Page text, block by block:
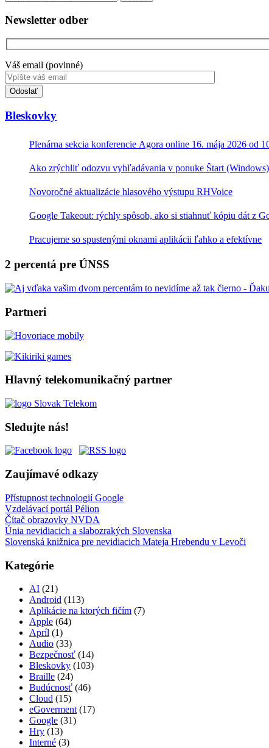
Newsletter odber
Váš email (povinné)
Toto
pole
nevyplňujte.
Bleskovky
Plenárna sekcia konferencie Agora online 16. mája 2026 od
Ako zrýchliť odozvu vyhľadávania v ponuke Štart (Windows)
Novoročné aktualizácie hlasového výstupu RHVoice
Google Takeout: rýchly spôsob, ako si stiahnuť kópiu dát z
Pracujeme so spustenými oknami aplikácii ľahko a efektívne
2 percentá pre ÚNSS
Partneri
Hlavný telekomunikačný partner
Sledujte nás!
Zaujímavé odkazy
Přístupnost technologií Google
Vzdelávací portál Pélion
Čítač obrazovky NVDA
Únia nevidiacich a slabozrakých Slovenska
Slovenská knižnica pre nevidiacich Mateja Hrebendu v Levoči
Kategórie
AI (21)
Android (113)
Aplikácie na ktorých fičím (7)
Apple (64)
Apríl (1)
Audio (33)
Bezpečnosť (14)
Bleskovky (103)
Braille (24)
Budúcnosť (46)
Cloud (15)
eGoverment (17)
Google (31)
Hry (13)
Interné (3)